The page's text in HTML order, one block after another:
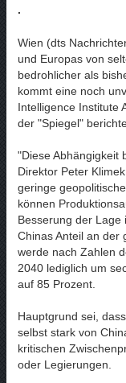
.
Wien (dts
und Europas von
bedrohlicher als
kommt eine noch
Intelligence Institute
der "Spiegel"
"Diese Abhängigkeit
Direktor Peter
geringe
können
Besserung der Lage
Chinas Anteil an der
werde nach Zahlen
2040 lediglich um
auf 85 Prozent.
Hauptgrund sei,
selbst stark von
kritischen
oder Legierungen.